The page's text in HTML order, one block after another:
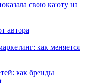
свою каюту на
автора
как меняется
как бренды